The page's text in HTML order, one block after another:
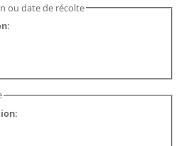
ou date de récolte